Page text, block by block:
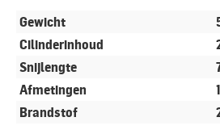
Gewicht
Cilinderinhoud
Snijlengte
Afmetingen
Brandstof